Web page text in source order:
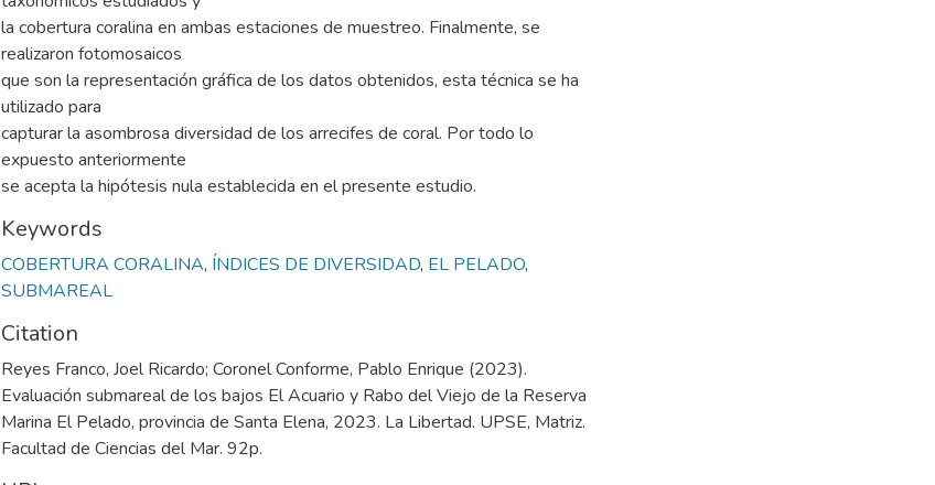
la cobertura coralina en ambas estaciones de muestreo. Finalmente, se
realizaron fotomosaicos
que son la representación gráfica de los datos obtenidos, esta técnica se ha
utilizado para
capturar la asombrosa diversidad de los arrecifes de coral. Por todo lo
expuesto anteriormente
se acepta la hipótesis nula establecida en el presente estudio.
Keywords
COBERTURA CORALINA, ÍNDICES DE DIVERSIDAD, EL PELADO,
SUBMAREAL
Citation
Reyes Franco, Joel Ricardo; Coronel Conforme, Pablo Enrique (2023).
Evaluación submareal de los bajos El Acuario y Rabo del Viejo de la Reserva
Marina El Pelado, provincia de Santa Elena, 2023. La Libertad. UPSE, Matriz.
Facultad de Ciencias del Mar. 92p.